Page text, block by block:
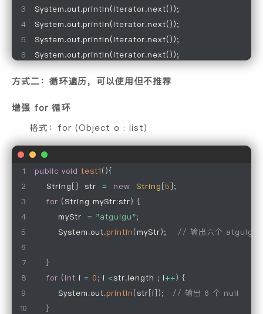
System.out.println(iterator.next());
System.out.println(iterator.next());
System.out.println(iterator.next());
方式二：循环遍历，可以使用但不推荐
增强 for 循环
格式：for (Object o : list)
public void test1(){
    String
[]
  str
= new String[5];
for (String myStr:str) {
        myStr
= "atguigu";
        System
.out.println(myStr); // 输出六个 atguigu
}
for (int i = 0; i <str.length ; i++) {
        System
.out.println(str[i]);
// 输出 6 个 null
}